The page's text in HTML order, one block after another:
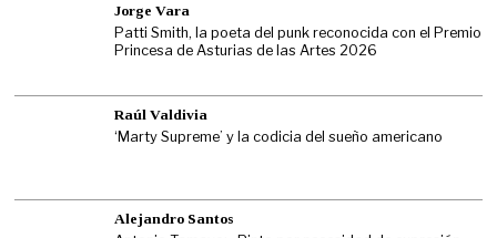
Jorge Vara
Patti Smith, la poeta del punk reconocida con el Premio
Princesa de Asturias de las Artes 2026
Raúl Valdivia
‘Marty Supreme’ y la codicia del sueño americano
Alejandro Santos